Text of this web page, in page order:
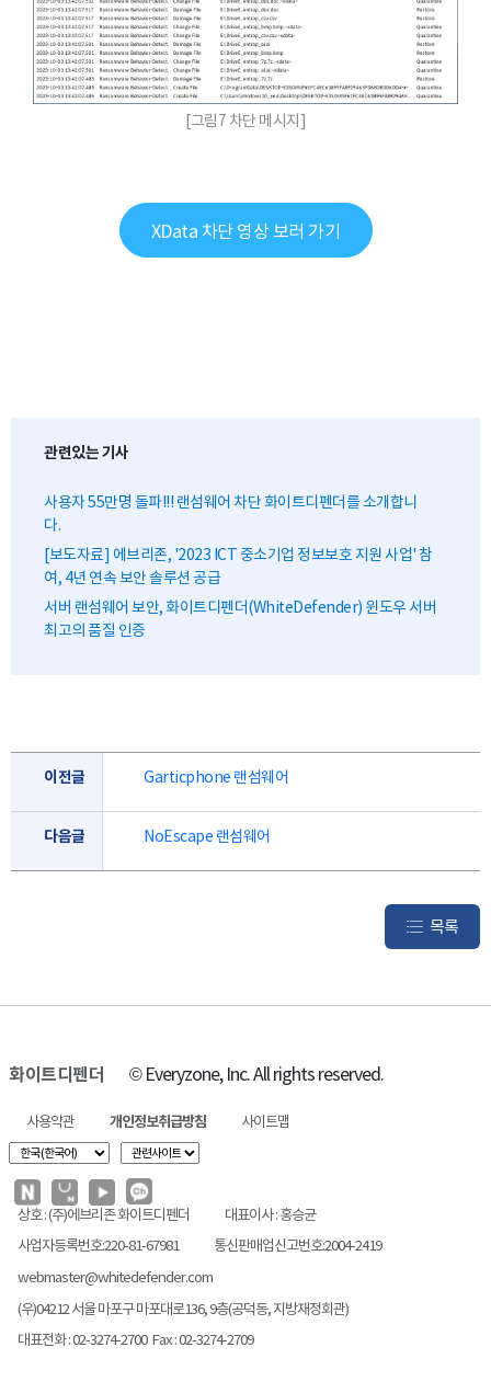
[그림7 차단 메시지]
XData 차단 영상 보러 가기
관련있는 기사
사용자 55만명 돌파!!! 랜섬웨어 차단 화이트디펜더를 소개합니
다.
[보도자료] 에브리존, '2023 ICT 중소기업 정보보호 지원 사업' 참
여, 4년 연속 보안 솔루션 공급
서버 랜섬웨어 보안, 화이트디펜더(WhiteDefender) 윈도우 서버
최고의 품질 인증
이전글 Garticphone 랜섬웨어
다음글 NoEscape 랜섬웨어
목록
화이트디펜더 © Everyzone, Inc. All rights reserved.
사용약관 개인정보취급방침 사이트맵
상호 : (주)에브리존 화이트디펜더
대표이사 : 홍승균
사업자등록번호:220-81-67981
통신판매업신고번호:2004-2419
webmaster@whitedefender.com
(우)04212 서울 마포구 마포대로136, 9층(공덕동, 지방재정회관)
대표전화 : 02-3274-2700 Fax : 02-3274-2709